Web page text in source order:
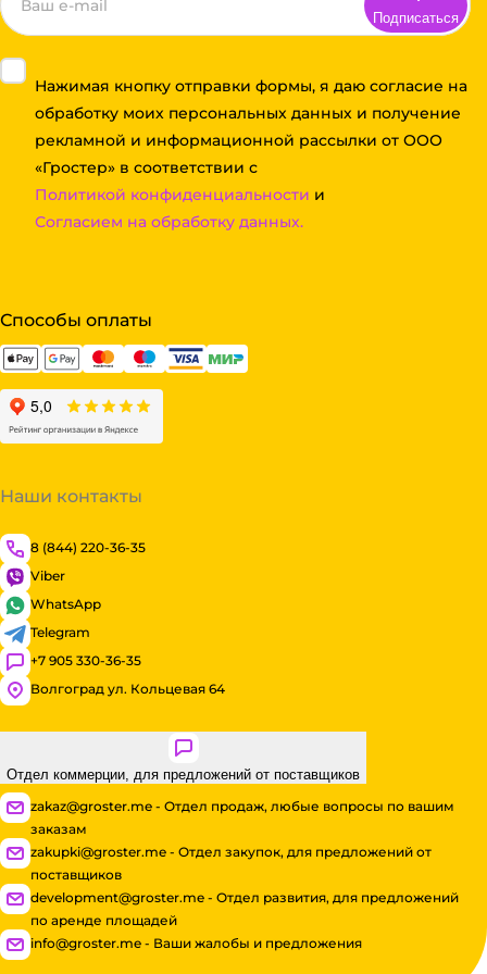
Подписаться
Нажимая кнопку отправки формы, я даю согласие на
обработку моих персональных данных и получение
рекламной и информационной рассылки от ООО
«Гростер» в соответствии с
Политикой конфиденциальности и
Согласием на обработку данных.
Способы оплаты
Наши контакты
8 (844) 220-36-35
Viber
WhatsApp
Telegram
+7 905 330-36-35
Волгоград ул. Кольцевая 64
Отдел коммерции, для предложений от поставщиков
zakaz@groster.me - Отдел продаж, любые вопросы по вашим
заказам
zakupki@groster.me - Отдел закупок, для предложений от
поставщиков
development@groster.me - Отдел развития, для предложений
по аренде площадей
info@groster.me - Ваши жалобы и предложения